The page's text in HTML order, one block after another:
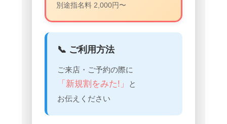
別途指名料 2,000円〜
📞 ご利用方法
ご来店・ご予約の際に
「新規割をみた!」
と
お伝えください